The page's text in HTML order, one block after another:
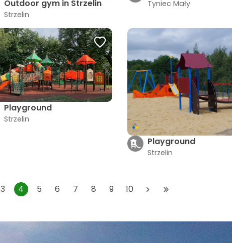
Outdoor gym in Strzelin
Strzelin
Tyniec Mały
Playground
Strzelin
Playground
Strzelin
3 4 5 6 7 8 9 10